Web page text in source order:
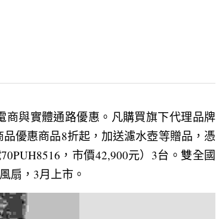
與實體通路優惠。凡購買旗下代理品牌
優惠商品8折起，加送濾水壺等贈品，憑
，市價42,900元）3台。雙全國
扇，3月上市。